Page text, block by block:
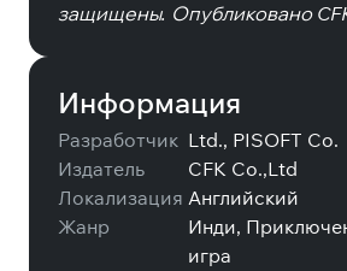
защищены. Опубликовано
Информация
Разработчик Ltd., PISOFT Co.
Издатель
CFK Co.,Ltd
Локализация Английский
Жанр
Инди,
игра